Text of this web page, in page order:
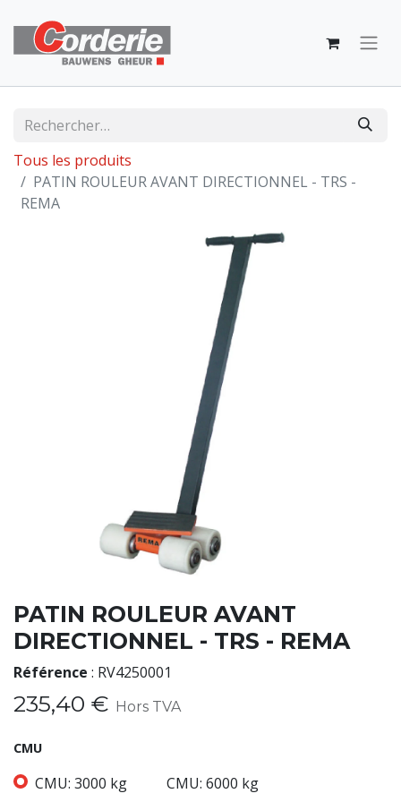
Tous les produits
PATIN ROULEUR AVANT DIRECTIONNEL - TRS -
REMA
PATIN ROULEUR AVANT
DIRECTIONNEL - TRS - REMA
Référence : RV4250001
235,40 € Hors TVA
CMU
CMU: 3000 kg CMU: 6000 kg